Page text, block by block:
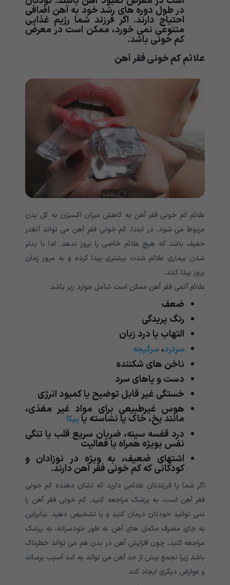
در طول دوره های رشد خود به آهن اضافی
احتیاج دارند. اگر فرزند شما رژیم غذایی
متنوعی نمی خورد، ممکن است در معرض
کم خونی باشد.
علائمکم خونی فقر آهن
علائم کم خونی فقر آهن به کاهش میزان اکسیژن به کل بدن
مربوط می شود. در ابتدا، کم خونی فقر آهن می تواند آنقدر
خفیف باشد که هیچ علائم خاصی را بروز ندهد. اما با بدتر
شدن بیماری علائم شدت بیشتری پیدا کرده و به مرور زمان
بروز پیدا کنند.
علائم آنمی فقر آهن ممکن است شامل موارد زیر باشد:
ضعف
رنگ پریدگی
التهاب یا درد زبان
سردرد، سرگیجه
ناخن های شکننده
دست و پاهای سرد
خستگی غیر قابل توضیح یا کمبود انرژی
هوس غیرطبیعی برای مواد غیر مغذی،
مانند یخ، خاک یا نشاسته یا پیکا
درد قفسه سینه، ضربان سریع قلب یا تنگی
نفس بویژه همراه با فعالیت
اشتهای ضعیف، به ویژه در نوزادان و
کودکانی که کم خونی فقر آهن دارند.
اگر شما یا فرزندتان علائمی دارید که نشان دهنده کم خونی
فقر آهن است، به پزشک مراجعه کنید. کم خونی فقر آهن را
نمی توانید خودتان درمان کنید و یا تشخیص دهید. بنابراین
به جای مصرف مکمل های آهن به طور خودسرانه، به پزشک
مراجعه کنید، چون افزایش آهن در بدن هم می تواند خطرناک
باشد زیرا تجمع بیش از حد آهن می تواند به کبد آسیب برساند
و عوارض دیگری ایجاد کند.